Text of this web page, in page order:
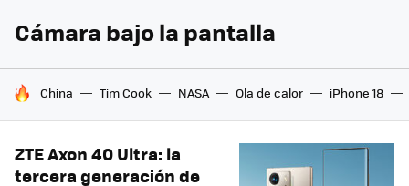
Cámara bajo la pantalla
HOY SE HABLA DE
China Tim Cook NASA Ola de calor iPhone 18
ZTE Axon 40 Ultra: la
tercera generación de